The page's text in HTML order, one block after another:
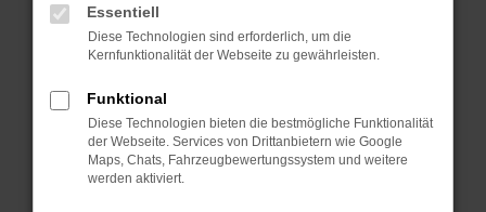
Manche Erweiterungen, wie Werbeblocker,
können das Laden bestimmter Seiten
anderen Browser oder in einem privaten
Fenster?
Starte dein Gerät neu.
Das kann manchmal helfen, vorübergehende
Essentiell
Diese Technologien sind erforderlich, um die
Kernfunktionalität der Webseite zu gewährleisten.
Funktional
Diese Technologien bieten die bestmögliche Funktionalität
der Webseite. Services von Drittanbietern wie Google
Maps, Chats, Fahrzeugbewertungssystem und weitere
werden aktiviert.